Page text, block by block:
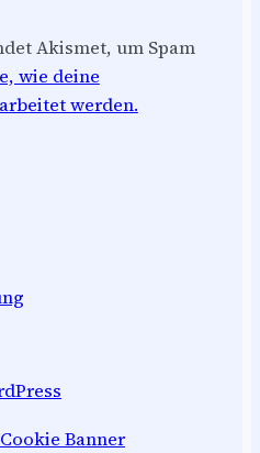
Akismet, um Spam
wie deine
werden.
Banner